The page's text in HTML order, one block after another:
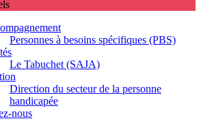
Personnes à besoins spécifiques (PBS)
Le Tabuchet (SAJA)
Direction du secteur de la personne
handicapée
nous